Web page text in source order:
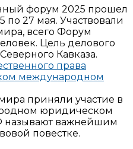
форум 2025 прошел
по 27 мая. Участвовали
всего Форум
Цель делового
Кавказа.
права
международном
приняли участие в
юридическом
важнейшим
повестке.